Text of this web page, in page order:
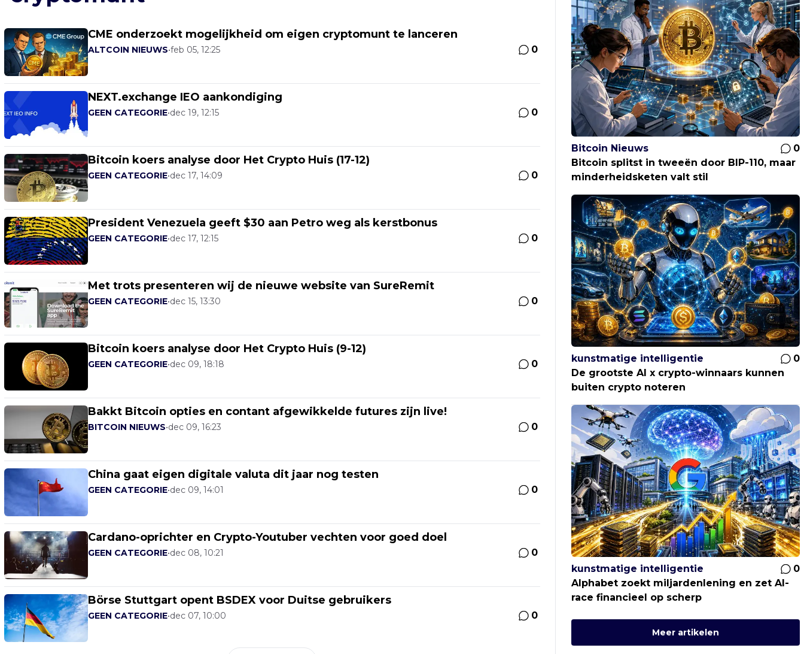
CME onderzoekt mogelijkheid om eigen cryptomunt te lanceren
ALTCOIN NIEUWS•feb 05, 12:25 0
NEXT.exchange IEO aankondiging
GEEN CATEGORIE•dec 19, 12:15 0
Bitcoin koers analyse door Het Crypto Huis (17-12)
GEEN CATEGORIE•dec 17, 14:09 0
President Venezuela geeft $30 aan Petro weg als kerstbonus
GEEN CATEGORIE•dec 17, 12:15 0
Met trots presenteren wij de nieuwe website van SureRemit
GEEN CATEGORIE•dec 15, 13:30 0
Bitcoin koers analyse door Het Crypto Huis (9-12)
GEEN CATEGORIE•dec 09, 18:18 0
Bakkt Bitcoin opties en contant afgewikkelde futures zijn live!
BITCOIN NIEUWS•dec 09, 16:23 0
China gaat eigen digitale valuta dit jaar nog testen
GEEN CATEGORIE•dec 09, 14:01 0
Cardano-oprichter en Crypto-Youtuber vechten voor goed doel
GEEN CATEGORIE•dec 08, 10:21 0
Börse Stuttgart opent BSDEX voor Duitse gebruikers
GEEN CATEGORIE•dec 07, 10:00 0
Bitcoin Nieuws
0
Bitcoin splitst in tweeën door BIP-110, maar
minderheidsketen valt stil
kunstmatige intelligentie
0
De grootste AI x crypto-winnaars kunnen
buiten crypto noteren
kunstmatige intelligentie
0
Alphabet zoekt miljardenlening en zet AI-
race financieel op scherp
Meer artikelen